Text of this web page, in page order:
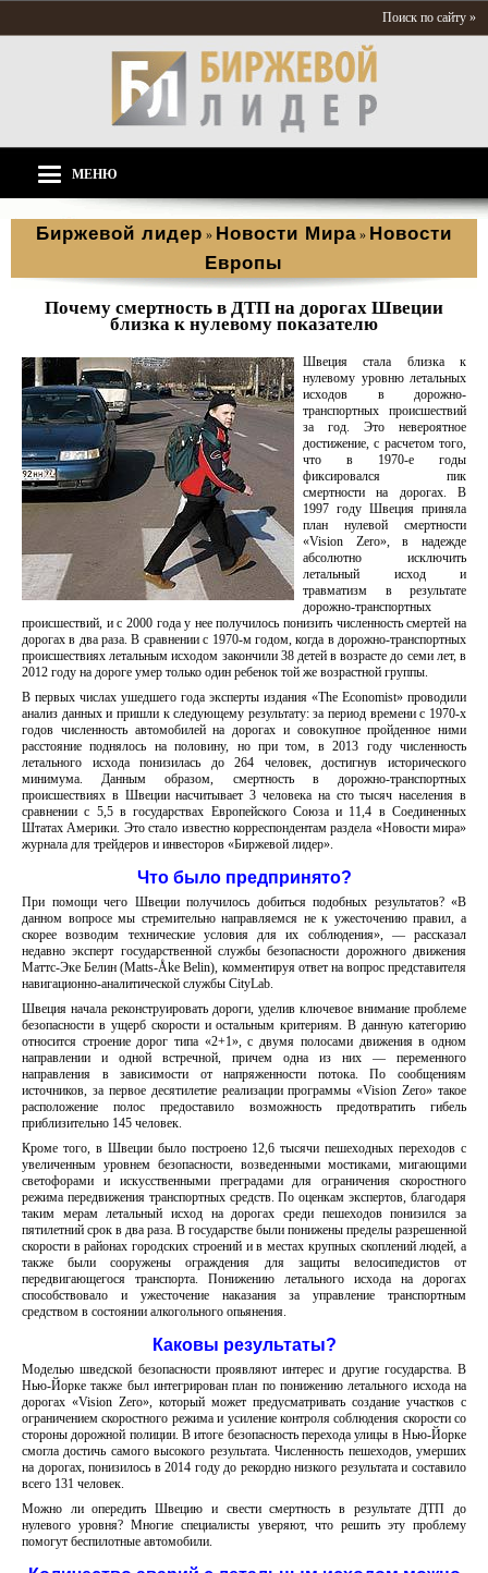
Поиск по сайту »
МЕНЮ
Биржевой лидер » Новости Мира » Новости
Европы
Почему смертность в ДТП на дорогах Швеции
близка к нулевому показателю
Швеция стала близка к
нулевому уровню летальных
исходов в дорожно-
транспортных происшествий
за год. Это невероятное
достижение, с расчетом того,
что в 1970-е годы
фиксировался пик
смертности на дорогах. В
1997 году Швеция приняла
план нулевой смертности
«Vision Zero», в надежде
абсолютно исключить
летальный исход и
травматизм в результате
дорожно-транспортных
происшествий, и с 2000 года у нее получилось понизить численность смертей на
дорогах в два раза. В сравнении с 1970-м годом, когда в дорожно-транспортных
происшествиях летальным исходом закончили 38 детей в возрасте до семи лет, в
2012 году на дороге умер только один ребенок той же возрастной группы.
В первых числах ушедшего года эксперты издания «The Economist» проводили
анализ данных и пришли к следующему результату: за период времени с 1970-х
годов численность автомобилей на дорогах и совокупное пройденное ними
расстояние поднялось на половину, но при том, в 2013 году численность
летального исхода понизилась до 264 человек, достигнув исторического
минимума. Данным образом, смертность в дорожно-транспортных
происшествиях в Швеции насчитывает 3 человека на сто тысяч населения в
сравнении с 5,5 в государствах Европейского Союза и 11,4 в Соединенных
Штатах Америки. Это стало известно корреспондентам раздела «Новости мира»
журнала для трейдеров и инвесторов «Биржевой лидер».
Что было предпринято?
При помощи чего Швеции получилось добиться подобных результатов? «В
данном вопросе мы стремительно направляемся не к ужесточению правил, а
скорее возводим технические условия для их соблюдения», — рассказал
недавно эксперт государственной службы безопасности дорожного движения
Маттс-Эке Белин (Matts-Åke Belin), комментируя ответ на вопрос представителя
навигационно-аналитической службы CityLab.
Швеция начала реконструировать дороги, уделив ключевое внимание проблеме
безопасности в ущерб скорости и остальным критериям. В данную категорию
относится строение дорог типа «2+1», с двумя полосами движения в одном
направлении и одной встречной, причем одна из них — переменного
направления в зависимости от напряженности потока. По сообщениям
источников, за первое десятилетие реализации программы «Vision Zero» такое
расположение полос предоставило возможность предотвратить гибель
приблизительно 145 человек.
Кроме того, в Швеции было построено 12,6 тысячи пешеходных переходов с
увеличенным уровнем безопасности, возведенными мостиками, мигающими
светофорами и искусственными преградами для ограничения скоростного
режима передвижения транспортных средств. По оценкам экспертов, благодаря
таким мерам летальный исход на дорогах среди пешеходов понизился за
пятилетний срок в два раза. В государстве были понижены пределы разрешенной
скорости в районах городских строений и в местах крупных скоплений людей, а
также были сооружены ограждения для защиты велосипедистов от
передвигающегося транспорта. Понижению летального исхода на дорогах
способствовало и ужесточение наказания за управление транспортным
средством в состоянии алкогольного опьянения.
Каковы результаты?
Моделью шведской безопасности проявляют интерес и другие государства. В
Нью-Йорке также был интегрирован план по понижению летального исхода на
дорогах «Vision Zero», который может предусматривать создание участков с
ограничением скоростного режима и усиление контроля соблюдения скорости со
стороны дорожной полиции. В итоге безопасность перехода улицы в Нью-Йорке
смогла достичь самого высокого результата. Численность пешеходов, умерших
на дорогах, понизилось в 2014 году до рекордно низкого результата и составило
всего 131 человек.
Можно ли опередить Швецию и свести смертность в результате ДТП до
нулевого уровня? Многие специалисты уверяют, что решить эту проблему
помогут беспилотные автомобили.